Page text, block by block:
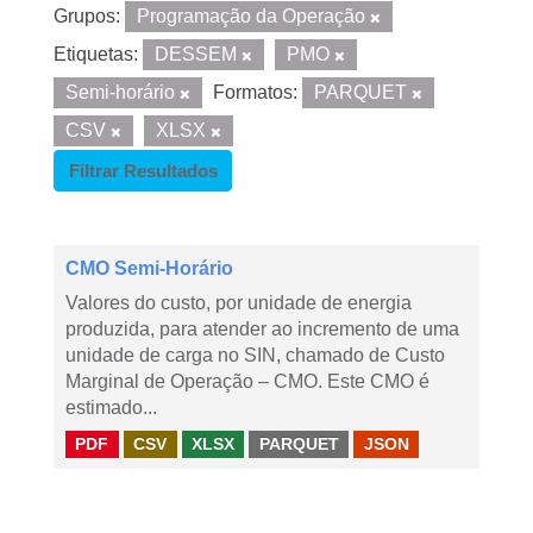
Grupos:
Programação da Operação
Etiquetas:
DESSEM
PMO
Semi-horário
Formatos:
PARQUET
CSV
XLSX
Filtrar Resultados
CMO Semi-Horário
Valores do custo, por unidade de energia
produzida, para atender ao incremento de uma
unidade de carga no SIN, chamado de Custo
Marginal de Operação – CMO. Este CMO é
estimado...
PDF CSV XLSX PARQUET JSON